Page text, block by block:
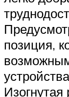
позиция,